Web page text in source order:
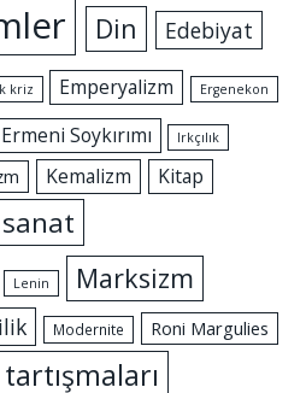
Din Edebiyat
kriz Emperyalizm Ergenekon
Ermeni Soykırımı Irkçılık
Kemalizm Kitap
Lenin Marksizm
Modernite Roni Margulies